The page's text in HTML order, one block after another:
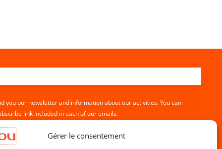
Gérer le consentement
you our newsletter and information about our activities. You can
link included in each of our emails.